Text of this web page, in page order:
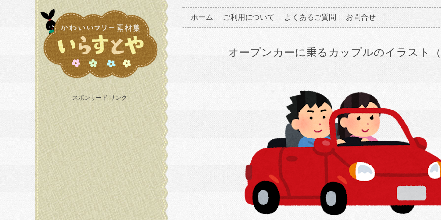
スポンサード リンク
ホーム ご利用について よくあるご質問 お問合せ
オープンカーに乗るカップルのイラスト